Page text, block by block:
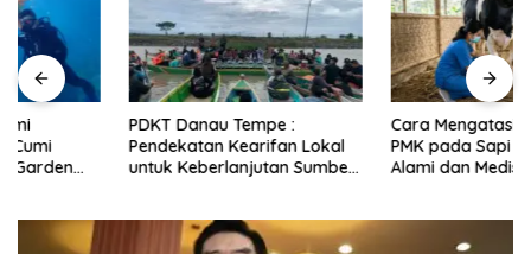
PDKT Danau Tempe :
Pendekatan Kearifan Lokal
untuk Keberlanjutan Sumber
Cara Mengatasi Penyakit
PMK pada Sapi Perah Secara
Alami dan Medis